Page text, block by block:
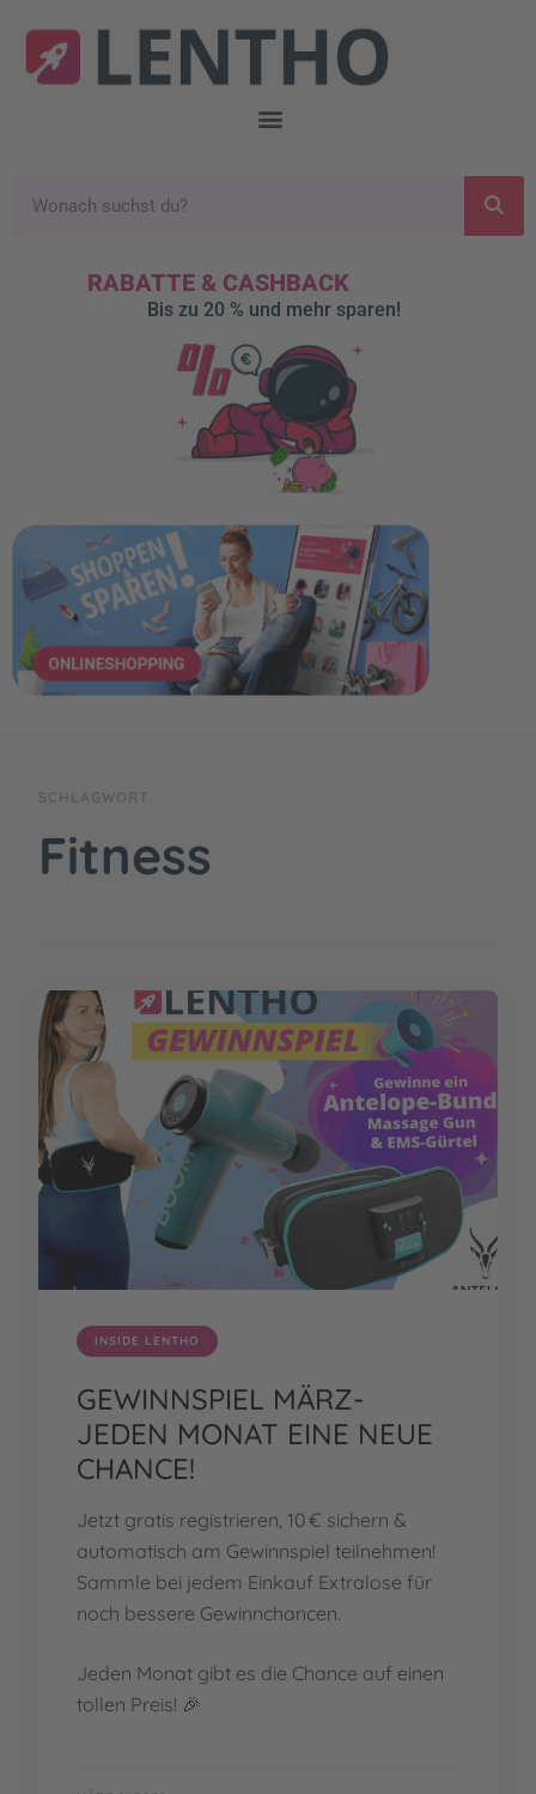
RABATTE & CASHBACK
Bis zu 20 % und mehr sparen!
Fitness
INSIDE LENTHO
GEWINNSPIEL MÄRZ-
JEDEN MONAT EINE NEUE
CHANCE!
Jetzt gratis registrieren, 10 € sichern &
automatisch am Gewinnspiel teilnehmen!
Sammle bei jedem Einkauf Extralose für
noch bessere Gewinnchancen.
Jeden Monat gibt es die Chance auf einen
tollen Preis! 🎉